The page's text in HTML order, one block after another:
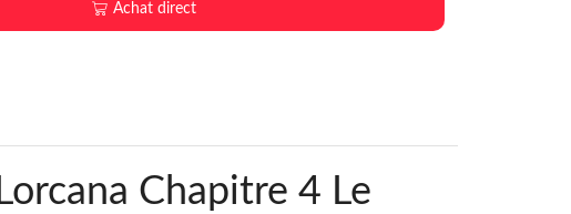
Achat direct
Chapitre 4 Le